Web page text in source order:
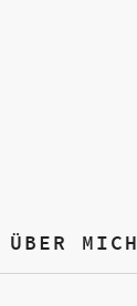
ÜBER MICH